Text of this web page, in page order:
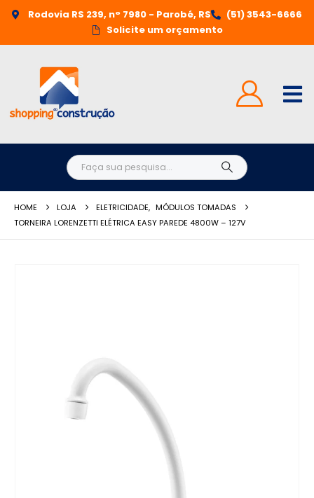
Rodovia RS 239, n° 7980 - Parobé, RS
(51) 3543-6666
Solicite um orçamento
HOME LOJA ELETRICIDADE, MÓDULOS TOMADAS
TORNEIRA LORENZETTI ELÉTRICA EASY PAREDE 4800W – 127V